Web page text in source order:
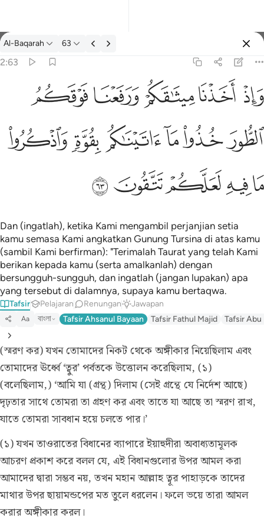
Tafsir: Al-Baqarah 2:63
Al-Baqarah 63
2:63
فوقكم الطور خذوا ما اتيناكم بقوة واذكروا ما فيه لعلكم تتقون ٦٣
ٱلطُّورَ خُذُوا۟ مَآ ءَاتَيْنَـٰكُم بِقُوَّةٍۢ وَٱذْكُرُوا۟ مَا فِيهِ لَعَلَّكُمْ تَتَّقُونَ ٦٣ﱚ ﱛﱜﱝﱞ
ﱟﱠﱡﱢ ﱣﱤ
ﱥﱦﱧﱨﱩ
Dan (ingatlah), ketika Kami mengambil perjanjian setia
kamu semasa Kami angkatkan Gunung Tursina di atas kamu
(sambil Kami berfirman): "Terimalah Taurat yang telah Kami
berikan kepada kamu (serta amalkanlah) dengan
bersungguh-sungguh, dan ingatlah (jangan lupakan) apa
yang tersebut di dalamnya, supaya kamu bertaqwa.
Tafsir Pelajaran Renungan Jawapan
Aa বাংলা Tafsir Ahsanul Bayaan Tafsir Fathul Majid Tafsir Abu
(স্মরণ কর) যখন তোমাদের নিকট থেকে অঙ্গীকার নিয়েছিলাম এবং
তোমাদের ঊর্ধ্বে ‘ত্বুর’ পর্বতকে উত্তোলন করেছিলাম, (১)
(বলেছিলাম,) ‘আমি যা (গ্রন্থ) দিলাম (সেই গ্রন্থে যে নির্দেশ আছে)
দৃঢ়তার সাথে তোমরা তা গ্রহণ কর এবং তাতে যা আছে তা স্মরণ রাখ,
যাতে তোমরা সাবধান হয়ে চলতে পার।’
(১) যখন তাওরাতের বিধানের ব্যাপারে ইয়াহুদীরা অবাধ্যতামূলক
আচরণ প্রকাশ করে বলল যে, এই বিধানগুলোর উপর আমল করা
আমাদের দ্বারা সম্ভব নয়, তখন মহান আল্লাহ ত্বূর পাহাড়কে তাদের
মাথার উপর ছায়ামন্ডপের মত তুলে ধরলেন। ফলে ভয়ে তারা আমল
করার অঙ্গীকার করল।